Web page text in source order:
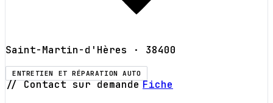
Saint-Martin-d'Hères · 38400
ENTRETIEN ET RÉPARATION AUTO
// Contact sur demande Fiche